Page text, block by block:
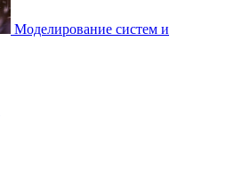
Моделирование систем и